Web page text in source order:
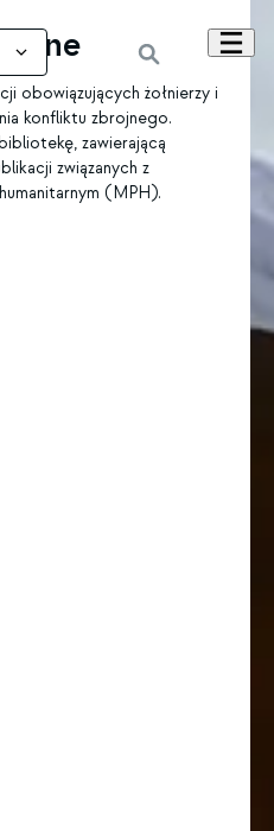
obowiązujących żołnierzy i
konfliktu zbrojnego.
zawierającą
związanych z
(MPH).